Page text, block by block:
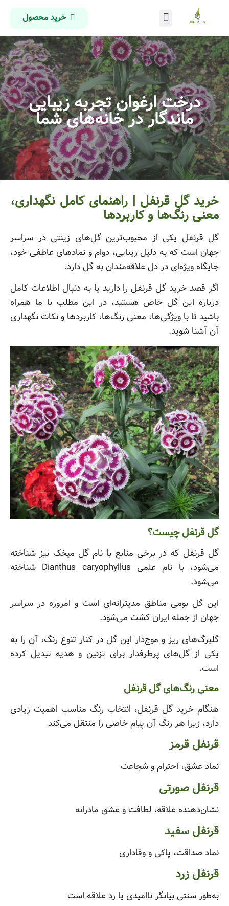
خرید محصول
درخت ارغوان تجربه زیبایی
ماندگار در خانه‌های شما
خرید گل قرنفل | راهنمای کامل نگهداری،
معنی رنگ‌ها و کاربردها
گل قرنفل یکی از محبوب‌ترین گل‌های زینتی در سراسر
جهان است که به دلیل زیبایی، دوام و نمادهای عاطفی خود،
جایگاه ویژه‌ای در دل علاقه‌مندان به گل دارد.
اگر قصد خرید گل قرنفل را دارید یا به دنبال اطلاعات کامل
درباره این گل خاص هستید، در این مطلب با ما همراه
باشید تا با ویژگی‌ها، معنی رنگ‌ها، کاربردها و نکات نگهداری
آن آشنا شوید.
گل قرنفل چیست؟
گل قرنفل که در برخی منابع با نام گل میخک نیز شناخته
می‌شود، با نام علمی Dianthus caryophyllus شناخته
می‌شود.
این گل بومی مناطق مدیترانه‌ای است و امروزه در سراسر
جهان از جمله ایران کشت می‌شود.
گلبرگ‌های ریز و موج‌دار این گل در کنار تنوع رنگ، آن را به
یکی از گل‌های پرطرفدار برای تزئین و هدیه تبدیل کرده
است.
معنی رنگ‌های گل قرنفل
هنگام خرید گل قرنفل، انتخاب رنگ مناسب اهمیت زیادی
دارد، زیرا هر رنگ آن پیام خاصی را منتقل می‌کند
قرنفل قرمز
نماد عشق، احترام و شجاعت
قرنفل صورتی
نشان‌دهنده علاقه، لطافت و عشق مادرانه
قرنفل سفید
نماد صداقت، پاکی و وفاداری
قرنفل زرد
به‌طور سنتی بیانگر ناامیدی یا رد علاقه است